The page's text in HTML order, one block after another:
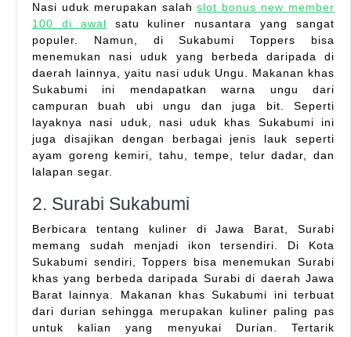
Nasi uduk merupakan salahslot bonus new member
100 di awal satu kuliner nusantara yang sangat
populer. Namun, di Sukabumi Toppers bisa
menemukan nasi uduk yang berbeda daripada di
daerah lainnya, yaitu nasi uduk Ungu. Makanan khas
Sukabumi ini mendapatkan warna ungu dari
campuran buah ubi ungu dan juga bit. Seperti
layaknya nasi uduk, nasi uduk khas Sukabumi ini
juga disajikan dengan berbagai jenis lauk seperti
ayam goreng kemiri, tahu, tempe, telur dadar, dan
lalapan segar.
2. Surabi Sukabumi
Berbicara tentang kuliner di Jawa Barat, Surabi
memang sudah menjadi ikon tersendiri. Di Kota
Sukabumi sendiri, Toppers bisa menemukan Surabi
khas yang berbeda daripada Surabi di daerah Jawa
Barat lainnya. Makanan khas Sukabumi ini terbuat
dari durian sehingga merupakan kuliner paling pas
untuk kalian yang menyukai Durian. Tertarik